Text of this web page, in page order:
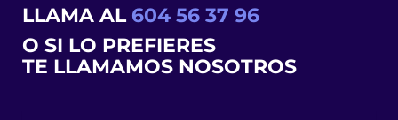
LLAMA AL 604 56 37 96
O SI LO PREFIERES
TE LLAMAMOS NOSOTROS